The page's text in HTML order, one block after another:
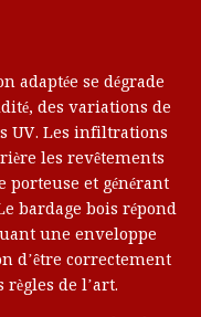
adaptée se dégrade
des variations de
UV. Les infiltrations
les revêtements
et générant
bardage bois répond
une enveloppe
d’être correctement
règles de l’art.